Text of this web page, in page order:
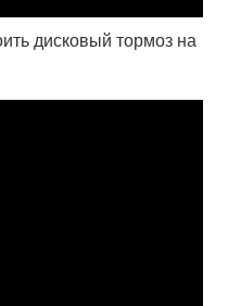
дисковый тормоз на